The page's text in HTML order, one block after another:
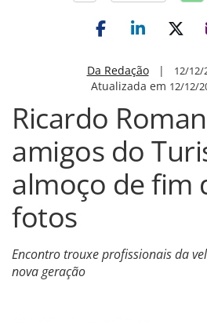
Da Redação| 12/12/
Atualizada em 12/12/
Ricardo
amigos do
almoço de fim
fotos
Encontro trouxe profissionais da
nova geração